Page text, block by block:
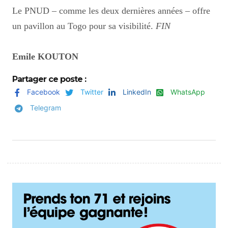
Le PNUD – comme les deux dernières années – offre
un pavillon au Togo pour sa visibilité. FIN
Emile KOUTON
Partager ce poste :
Facebook Twitter LinkedIn
WhatsApp
Telegram